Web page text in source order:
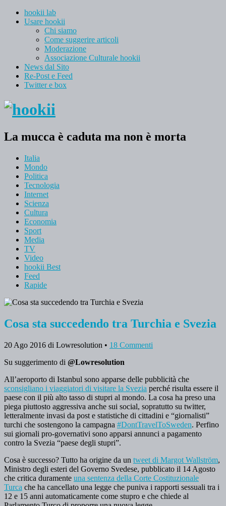
hookii lab
Usare hookii
Chi siamo
Come suggerire articoli
Moderazione
Associazione Culturale hookii
News dal Sito
Re-Post e Feed
Twitter e box
La mucca è caduta ma non è morta
Italia
Mondo
Politica
Tecnologia
Internet
Scienza
Cultura
Economia
Sport
Media
TV
Video
hookii Best
Feed
Rapide
Cosa sta succedendo tra Turchia e Svezia
20 Ago 2016 di Lowresolution • 18 Commenti
Su suggerimento di @Lowresolution
All’aeroporto di Istanbul sono apparse delle pubblicità che
sconsigliano i viaggiatori di visitare la Svezia perché risulta essere il
paese con il più alto tasso di stupri al mondo. La cosa ha preso una
piega piuttosto aggressiva anche sui social, sopratutto su twitter,
letteralmente invasi da post e statistiche di cittadini e “giornalisti”
turchi che sostengono la campagna #DontTravelToSweden. Perfino
sui giornali pro-governativi sono apparsi annunci a pagamento
contro la Svezia “paese degli stupri”.
Cosa è successo? Tutto ha origine da un tweet di Margot Wallström,
Ministro degli esteri del Governo Svedese, pubblicato il 14 Agosto
che critica duramente una sentenza della Corte Costituzionale
Turca che ha cancellato una legge che puniva i rapporti sessuali tra i
12 e 15 anni automaticamente come stupro e che chiede al